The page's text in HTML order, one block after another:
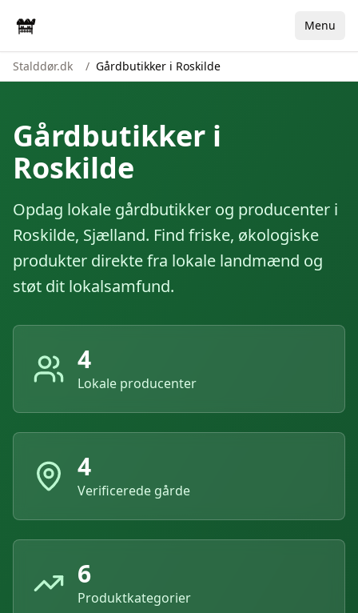
Menu
Stalddør.dk / Gårdbutikker i Roskilde
Gårdbutikker i
Roskilde
Opdag lokale gårdbutikker og producenter i
Roskilde, Sjælland. Find friske, økologiske
produkter direkte fra lokale landmænd og
støt dit lokalsamfund.
4
Lokale producenter
4
Verificerede gårde
6
Produktkategorier